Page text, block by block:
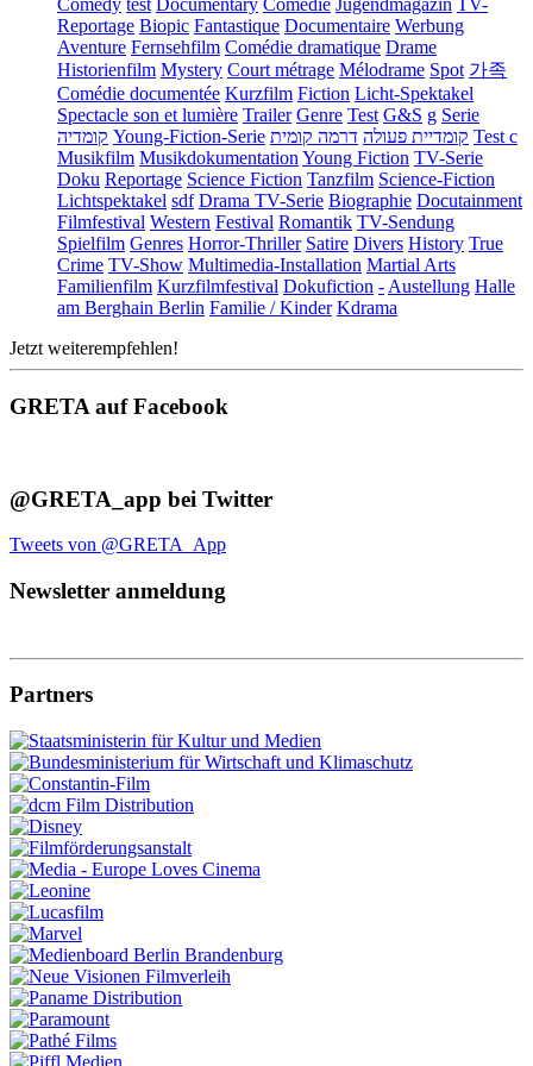
Comedy test Documentary Comédie Jugendmagazin TV-
Reportage Biopic Fantastique Documentaire Werbung
Aventure Fernsehfilm Comédie dramatique Drame
Historienfilm Mystery Court métrage Mélodrame Spot 가족
Comédie documentée Kurzfilm Fiction Licht-Spektakel
Spectacle son et lumière Trailer Genre Test G&S g Serie
קומדיה Young-Fiction-Serie קומדיית פעולה דרמה קומית
Test c
Musikfilm MusikdokumentationYoung Fiction TV-Serie
Doku Reportage Science Fiction Tanzfilm Science-Fiction
Lichtspektakel sdf Drama TV-Serie Biographie Docutainment
Filmfestival Western Festival Romantik TV-Sendung
Spielfilm Genres Horror-Thriller Satire Divers History True
Crime TV-Show Multimedia-Installation Martial Arts
Familienfilm Kurzfilmfestival Dokufiction -Austellung Halle
am Berghain Berlin Familie / Kinder Kdrama
Jetzt weiterempfehlen!
GRETA auf Facebook
@GRETA_app bei Twitter
Tweets von @GRETA_App
Newsletter anmeldung
Partners